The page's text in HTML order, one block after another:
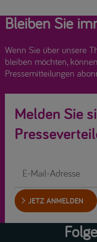
Bleiben Sie
Wenn Sie über unsere
bleiben möchten,
Pressemitteilungen
Melden Sie
JETZ ANMELDEN